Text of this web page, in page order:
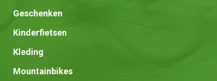
Geschenken
Kinderfietsen
Kleding
Mountainbikes